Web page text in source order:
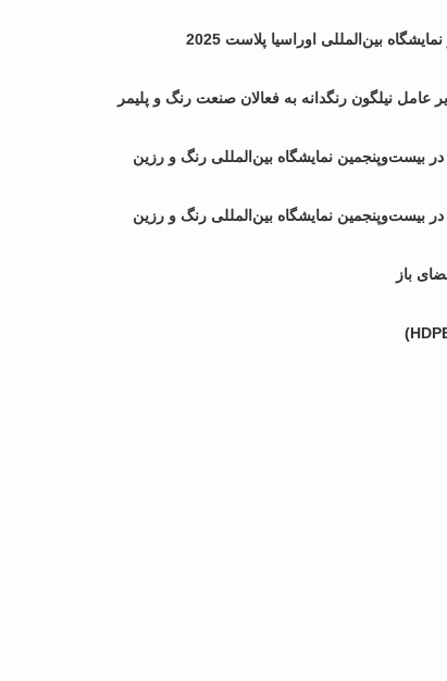
بین‌المللی اوراسیا پلاست 2025
عامل نیلگون رنگدانه به فعالان صنعت رنگ و پلیمر
بیست‌و‌پنجمین نمایشگاه بین‌المللی رنگ و رزین
بیست‌و‌پنجمین نمایشگاه بین‌المللی رنگ و رزین